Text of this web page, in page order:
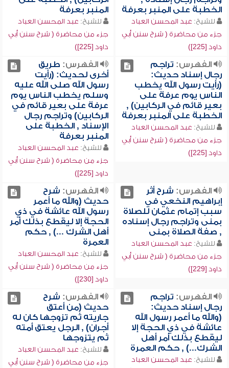
الخطبة على المنبر بعرفة
للشيخ: عبد المحسن العباد
جزء من محاضرة ( شرح سنن أبي
داود [225])
المنبر بعرفة
للشيخ: عبد المحسن العباد
جزء من محاضرة ( شرح سنن أبي
داود [225])
الفهرس: تراجم
رجال إسناد حديث:
(رأيت رسول الله يخطب
الناس يوم عرفة على
بعير قائم في الركابين) ,
الخطبة على المنبر بعرفة
للشيخ: عبد المحسن العباد
جزء من محاضرة ( شرح سنن أبي
داود [225])
الفهرس: طريق
أخرى لحديث: (رأيت
رسول الله صلى الله عليه
وسلم يخطب الناس يوم
عرفة على بعير قائم في
الركابين) وتراجم رجال
الإسناد , الخطبة على
المنبر بعرفة
للشيخ: عبد المحسن العباد
جزء من محاضرة ( شرح سنن أبي
داود [225])
الفهرس: شرح أثر
إبراهيم النخعي في
سبب إتمام عثمان للصلاة
بمنى وتراجم رجال إسناده
, صفة الصلاة بمنى
للشيخ: عبد المحسن العباد
جزء من محاضرة ( شرح سنن أبي
داود [229])
الفهرس: شرح
حديث (والله ما أعمر
رسول الله عائشة في ذي
الحجة إلا ليقطع بذلك أمر
أهل الشرك ...) , حكم
العمرة
للشيخ: عبد المحسن العباد
جزء من محاضرة ( شرح سنن أبي
داود [230])
الفهرس: تراجم
رجال إسناد حديث:
(والله ما أعمر رسول الله
عائشة في ذي الحجة إلا
ليقطع بذلك أمر أهل
الشرك...) , حكم العمرة
للشيخ: عبد المحسن العباد
الفهرس: شرح
حديث (من أعتق
جاريته ثم تزوجها كان له
أجران) , الرجل يعتق أمته
ثم يتزوجها
للشيخ: عبد المحسن العباد
جزء من محاضرة ( شرح سنن أبي